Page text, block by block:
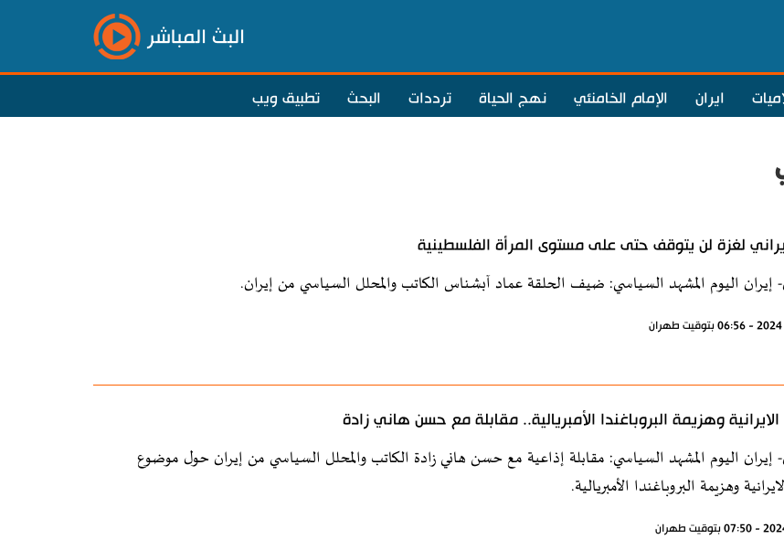
البث المباشر
ايران الإمام الخامنئي نهج الحياة ترددات البحث تطبيق ويب
لغزة لن يتوقف حتى على مستوى المرأة الفلسطينية
إيران اليوم المشهد السياسي: ضيف الحلقة عماد آبشناس الكاتب والمحلل السياسي من إيران.
الايرانية وهزيمة البروباغندا الأمبريالية.. مقابلة مع حسن هاني زادة
إيران اليوم المشهد السياسي: مقابلة إذاعية مع حسن هاني زادة الكاتب والمحلل السياسي من إيران حول موضوع
وهزيمة البروباغندا الأمبريالية.